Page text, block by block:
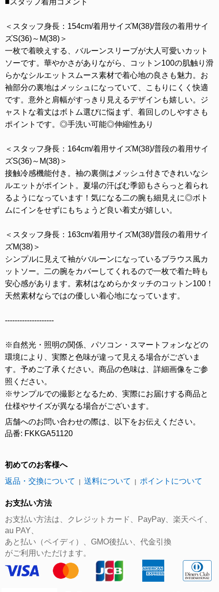
■スタッフ着用コメント
＜スタッフ身長：154cm/着用サイズM(38)/普段の着用サイ
ズS(36)～M(38)＞
一枚で着映えする、バルーンスリーブが大人可愛いカット
ソーです。華やかさがありながら、コットン100の肌触り滑
らかなシルエットスムース素材で着心地の良さも魅力。お
袖部分の裏地はメッシュになっていて、こもりにくく快適
です。意外と肩幅がすっきり見えるデザインも嬉しい。ジ
ャストな着丈はボトム選びに悩まず、着回しのしやすさも
ポイントです。◎手洗い可能◎伸縮性あり
＜スタッフ身長：164cm/着用サイズM(38)/普段の着用サイ
ズS(36)～M(38)＞
接触冷感機能付き。袖の裏側はメッシュ付きできれいなシ
ルエットがポイント。夏場の汗ばむ季節もさらっと着られ
るようになっています！気になる二の腕も細見えに◎ボト
ムにインをせずにもちょうど良い着丈が嬉しい。
＜スタッフ身長：163cm/着用サイズM(38)/普段の着用サイ
ズM(38)＞
シンプルに見えて袖がバルーンになっているブラウス風カ
ットソー。二の腕をカバーしてくれるので一枚で着た時も
安心感があります。素材はなめらかタッチのコットン100！
天然素材ならではの優しい着心地になっています。
--------------------
※自然光・照明の関係、パソコン・スマートフォンなどの
環境により、実際と色味が違って見える場合がございま
す。予めご了承ください。商品の色味は、詳細画像をご参
照ください。
※サンプルでの撮影となるため、実際にお届けする商品と
仕様やサイズが異なる場合がございます。
店舗へのお問い合わせの際は、以下をお伝えください。
品番: FKKGA51120
初めてのお客様へ
返品・交換について
送料について ポイントについて
お支払い方法
お支払い方法は、クレジットカード、PayPay、楽天ペイ、
au PAY、
あと払い（ペイディ）、GMO後払い、代金引換
がご利用いただけます。